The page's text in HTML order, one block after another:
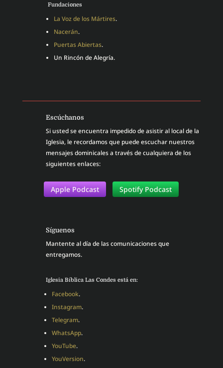
Fundaciones
La Voz de los Mártires.
Nacerán.
Puertas Abiertas.
Un Rincón de Alegría.
Escúchanos
Si usted se encuentra impedido de asistir al local de la
Iglesia, le recordamos que puede escuchar nuestros
mensajes dominicales a través de cualquiera de los
siguientes enlaces:
Apple Podcast Spotify Podcast
Síguenos
Mantente al día de las comunicaciones que
entregamos.
Iglesia Bíblica Las Condes está en:
Facebook.
Instagram.
Telegram.
WhatsApp.
YouTube.
YouVersion.